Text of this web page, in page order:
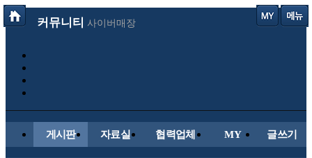
커뮤니티 사이버매장
게시판 자료실 협력업체 MY 글쓰기